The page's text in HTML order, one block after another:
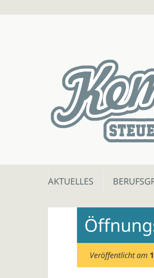
Skip
AKTUELLES
Veröffentlicht am